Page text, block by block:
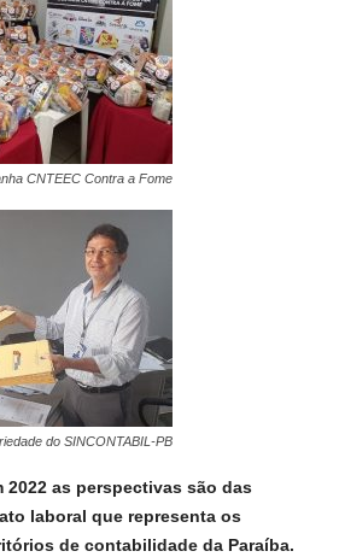
CNTEEC Contra a Fome
do SINCONTABIL-PB
2022 as perspectivas são das
laboral que representa os
de contabilidade da Paraíba.